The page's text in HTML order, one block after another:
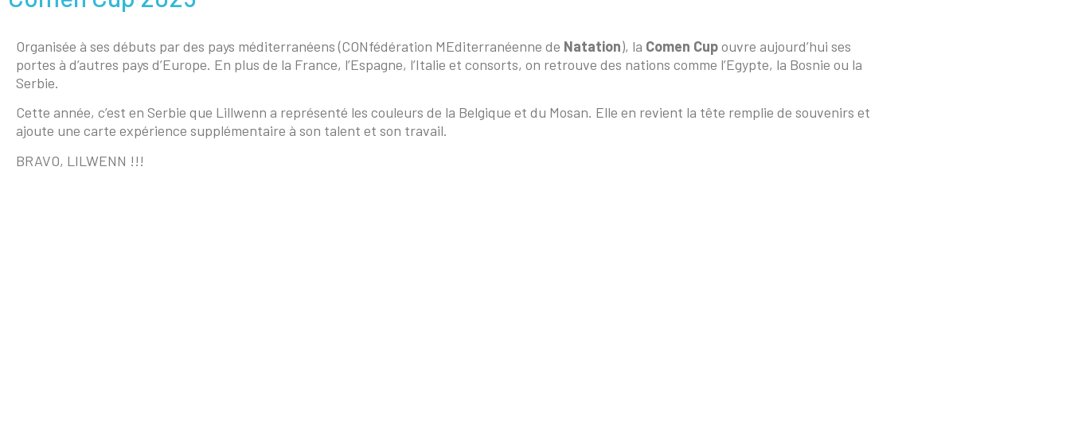
Organisée à ses débuts par des pays méditerranéens (CONfédération MEditerranéenne de Natation), la Comen Cupouvre aujourd’hui ses
portes à d’autres pays d’Europe. En plus de la France, l’Espagne, l’Italie et consorts, on retrouve des nations comme l’Egypte, la Bosnie ou la
Serbie.
Cette année, c’est en Serbie que Lillwenn a représenté les couleurs de la Belgique et du Mosan. Elle en revient la tête remplie de souvenirs et
ajoute une carte expérience supplémentaire à son talent et son travail.
BRAVO, LILWENN !!!